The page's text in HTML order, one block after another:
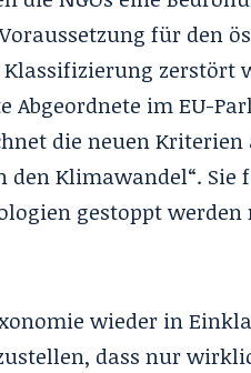
für den
zerstört
im EU-
die neuen Kriterien
Klimawandel“. Sie
gestoppt werden
wieder in
dass nur